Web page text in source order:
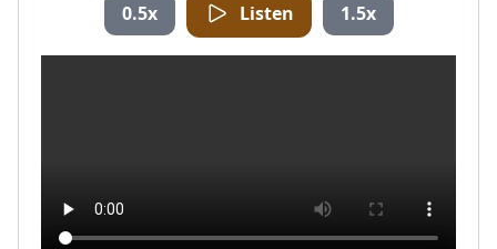
0.5x Listen 1.5x